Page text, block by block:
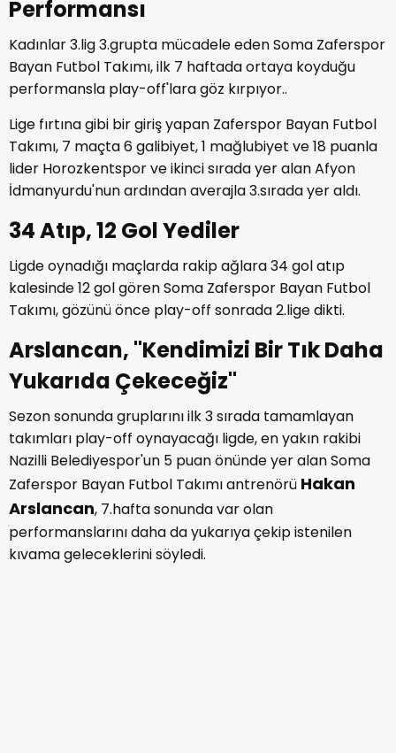
Performansı
Kadınlar 3.lig 3.grupta mücadele eden Soma Zaferspor
Bayan Futbol Takımı, ilk 7 haftada ortaya koyduğu
performansla play-off'lara göz kırpıyor..
Lige fırtına gibi bir giriş yapan Zaferspor Bayan Futbol
Takımı, 7 maçta 6 galibiyet, 1 mağlubiyet ve 18 puanla
lider Horozkentspor ve ikinci sırada yer alan Afyon
İdmanyurdu'nun ardından averajla 3.sırada yer aldı.
34 Atıp, 12 Gol Yediler
Ligde oynadığı maçlarda rakip ağlara 34 gol atıp
kalesinde 12 gol gören Soma Zaferspor Bayan Futbol
Takımı, gözünü önce play-off sonrada 2.lige dikti.
Arslancan, ''Kendimizi Bir Tık Daha
Yukarıda Çekeceğiz''
Sezon sonunda gruplarını ilk 3 sırada tamamlayan
takımları play-off oynayacağı ligde, en yakın rakibi
Nazilli Belediyespor'un 5 puan önünde yer alan Soma
Zaferspor Bayan Futbol Takımı antrenörü Hakan
Arslancan, 7.hafta sonunda var olan
performanslarını daha da yukarıya çekip istenilen
kıvama geleceklerini söyledi.